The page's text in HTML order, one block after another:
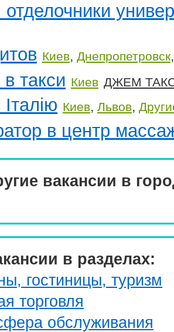
Киев, Днепропетровск
такси Киев ДЖЕМ
Киев, Львов,
в центр
вакансии в
в разделах:
гостиницы, туризм
торговля
обслуживания